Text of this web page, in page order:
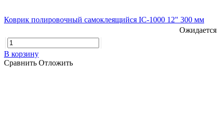
Коврик полировочный самоклеящийся IC-1000 12" 300 мм
Ожидается
В корзину
Сравнить Отложить